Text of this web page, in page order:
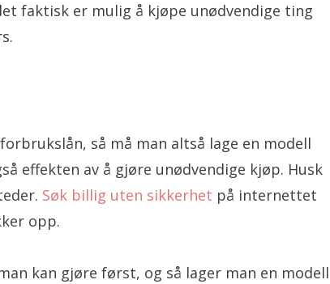
faktisk er mulig å kjøpe unødvendige ting
så må man altså lage en modell
effekten av å gjøre unødvendige kjøp. Husk
Søk billig uten sikkerhet på internettet
opp.
kan gjøre først, og så lager man en modell